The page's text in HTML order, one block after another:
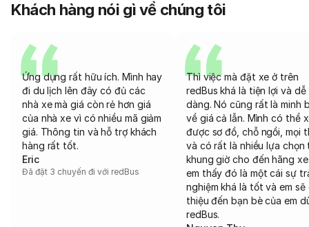
Khách hàng nói gì về chúng tôi
Ứng dụng rất hữu ích. Mình hay
đi du lịch lên đây có đủ các
nhà xe mà giá còn rẻ hơn giá
của nhà xe vì có nhiều mã giảm
giá. Thông tin và hỗ trợ khách
hàng rất tốt.
Eric
Đã đặt 3 chuyến đi với redBus
Thì việc mà đặt xe ở trên
redBus khá là tiện lợi và dễ
dàng. Nó cũng rất là minh
về giá cả lẫn. Mình có thể
được sơ đồ, chỗ ngồi, mọi
và có rất là nhiều lựa chọn
khung giờ cho đến hãng
em thấy đó là một cái sự
nghiệm khá là tốt và em sẽ
thiệu đến bạn bè của em
redBus.